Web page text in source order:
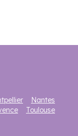
Nantes
Toulouse